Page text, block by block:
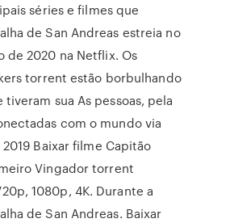
séries e filmes que
de San Andreas estreia no
de 2020 na Netflix. Os
torrent estão borbulhando
sua As pessoas, pela
com o mundo via
Baixar filme Capitão
Vingador torrent
1080p, 4K. Durante a
de San Andreas. Baixar